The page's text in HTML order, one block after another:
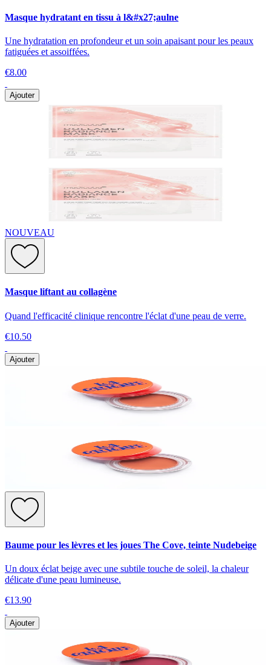
Masque hydratant en tissu à l&#x27;aulne
Une hydratation en profondeur et un soin apaisant pour les peaux
fatiguées et assoiffées.
€8.00
Ajouter
NOUVEAU
Masque liftant au collagène
Quand l'efficacité clinique rencontre l'éclat d'une peau de verre.
€10.50
Ajouter
Baume pour les lèvres et les joues The Cove, teinte Nudebeige
Un doux éclat beige avec une subtile touche de soleil, la chaleur
délicate d'une peau lumineuse.
€13.90
Ajouter